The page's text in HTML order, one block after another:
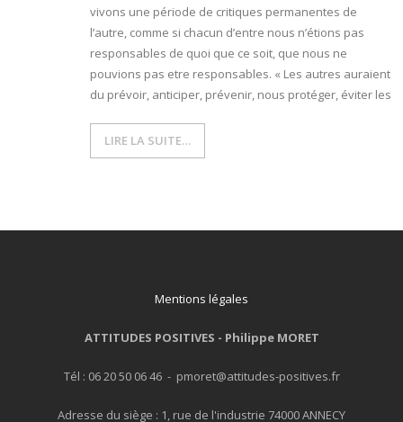
- Quality Teams
- L'intelligence émotionnelle
COACHING et CONSULTING
vivons une période de critiques permanentes de
l’autre, comme si chacun d’entre nous n’étions pas
responsables de quoi que ce soit, que nous ne
pouvions pas etre responsables. « Les autres auraient
du prévoir, anticiper, prévenir, nous protéger, éviter les
LIRE LA SUITE…
Mentions légales
ATTITUDES POSITIVES - Philippe MORET
Tél : 06 20 50 06 46 - pmoret@attitudes-positives.fr
Adresse du siège : 1, rue de l'industrie 74000 ANNECY